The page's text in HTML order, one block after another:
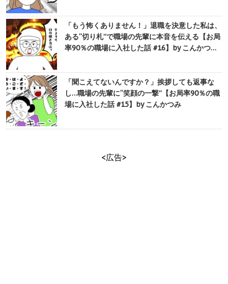
「もう怖くありません！」退職を決意した私は、
ある“切り札”で職場の先輩に本音を伝える【お局
率90％の職場に入社した話 #16】by こんかつ…
「聞こえてないんですか？」挨拶しても返事な
し…職場の先輩に“笑顔の一撃”【お局率90％の職
場に入社した話 #15】by こんかつみ
<広告>